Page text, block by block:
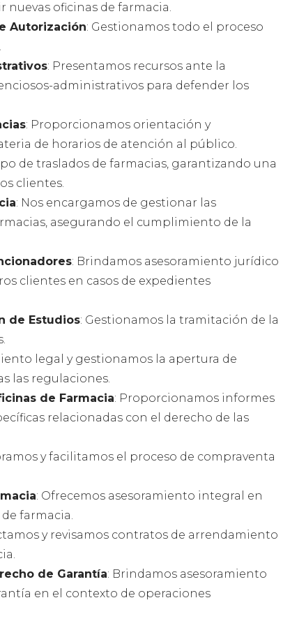
oficinas de farmacia.
Autorización: Gestionamos todo el proceso
: Presentamos recursos ante la
administrativos para defender los
: Proporcionamos orientación y
de horarios de atención al público.
de traslados de farmacias, garantizando una
clientes.
: Nos encargamos de gestionar las
asegurando el cumplimiento de la
: Brindamos asesoramiento jurídico
clientes en casos de expedientes
de Estudios: Gestionamos la tramitación de la
legal y gestionamos la apertura de
las regulaciones.
de Farmacia: Proporcionamos informes
relacionadas con el derecho de las
y facilitamos el proceso de compraventa
: Ofrecemos asesoramiento integral en
farmacia.
y revisamos contratos de arrendamiento
de Garantía: Brindamos asesoramiento
en el contexto de operaciones